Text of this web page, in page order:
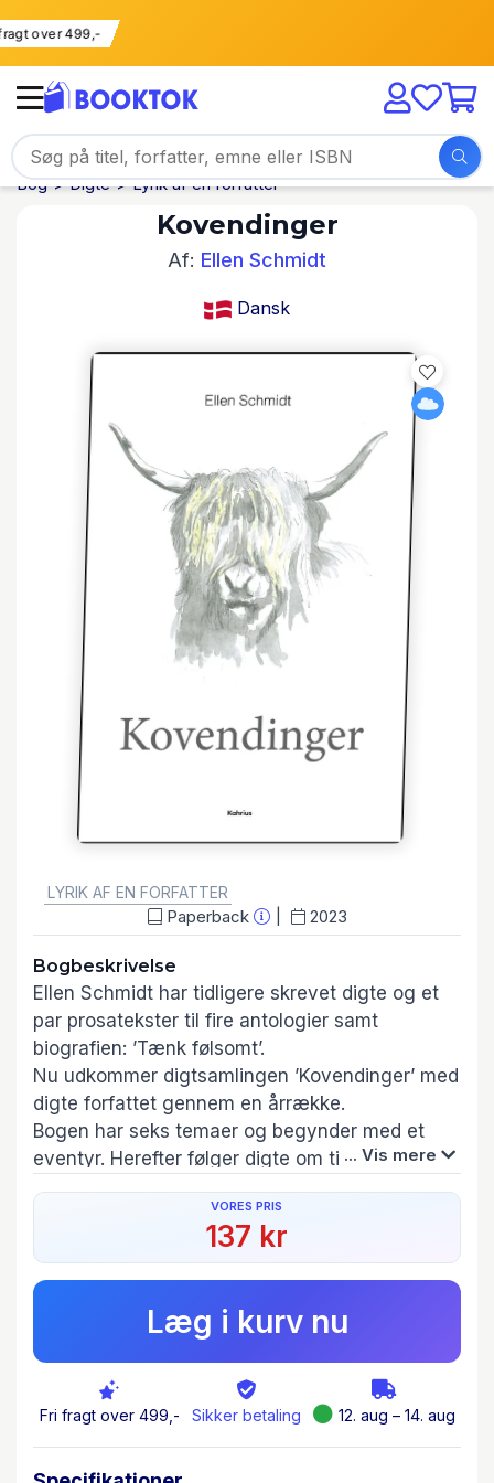
fragt over 499,-
Bog Digte Lyrik af en forfatter
Kovendinger
Af: Ellen Schmidt
Dansk
LYRIK AF EN FORFATTER
Paperback 2023
Bogbeskrivelse
Ellen Schmidt har tidligere skrevet digte og et
par prosatekster til fire antologier samt
biografien: ’Tænk følsomt’.
Nu udkommer digtsamlingen ’Kovendinger’ med
digte forfattet gennem en årrække.
Bogen har seks temaer og begynder med et
eventyr. Herefter følger digte om tidens gang,
hverdage med glæder og frustrationer, livets
balancer og ubalancer i stort og småt, fryd over
naturen, men også smerten, når vi gør den
fortræd, samt digte om sorg og kærlighed, men
også håb.
Bogen kommer vidt omkring med sine både
korte og lidt længere digte, og forfatteren
håber, at de vil bringe nye tanker og
refleksioner frem hos læseren, følelser med smil
... Vis mere
VORES PRIS
137 kr
Læg i kurv nu
Fri fragt over 499,- Sikker betaling 12. aug – 14. aug